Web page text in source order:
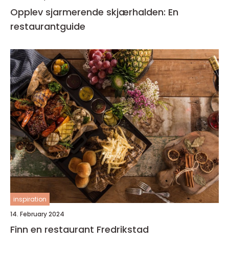
Opplev sjarmerende skjærhalden: En
restaurantguide
inspiration
14. February 2024
Finn en restaurant Fredrikstad